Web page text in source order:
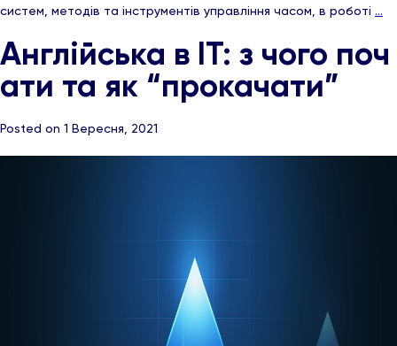
систем, методів та інструментів управління часом, в роботі …
Англійська в ІТ: з чого поч
ати та як “прокачати”
Posted on 1 Вересня, 2021